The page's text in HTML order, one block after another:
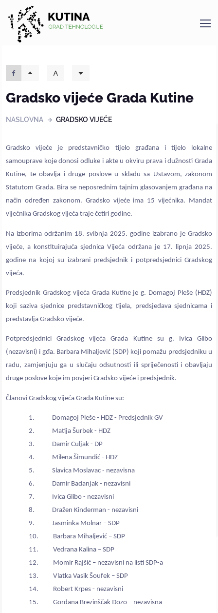
Kutina
Gradsko vijeće Grada Kutine
NASLOVNA GRADSKO VIJEĆE
Gradsko vijeće je predstavničko tijelo građana i tijelo lokalne
samouprave koje donosi odluke i akte u okviru prava i dužnosti Grada
Kutine, te obavlja i druge poslove u skladu sa Ustavom, zakonom
Statutom Grada. Bira se neposrednim tajnim glasovanjem građana na
način određen zakonom. Gradsko vijeće ima 15 vijećnika. Mandat
vijećnika Gradskog vijeća traje četiri godine.
Na izborima održanim 18. svibnja 2025. godine izabrano je Gradsko
vijeće, a konstituirajuća sjednica Vijeća održana je 17. lipnja 2025.
godine na kojoj su izabrani predsjednik i potpredsjednici Gradskog
vijeća.
Predsjednik Gradskog vijeća Grada Kutine je g. Domagoj Pleše (HDZ)
koji saziva sjednice predstavničkog tijela, predsjedava sjednicama i
predstavlja Gradsko vijeće.
Potpredsjednici Gradskog vijeća Grada Kutine su g. Ivica Glibo
(nezavisni) i gđa. Barbara Mihaljević (SDP) koji pomažu predsjedniku u
radu, zamjenjuju ga u slučaju odsutnosti ili spriječenosti i obavljaju
druge poslove koje im povjeri Gradsko vijeće i predsjednik.
Članovi Gradskog vijeća Grada Kutine su:
1. Domagoj Pleše - HDZ - Predsjednik GV
2. Matija Šurbek - HDZ
3. Damir Culjak - DP
4. Milena Šimundić - HDZ
5. Slavica Moslavac - nezavisna
6. Damir Badanjak - nezavisni
7. Ivica Glibo - nezavisni
8. Dražen Kinderman - nezavisni
9. Jasminka Molnar – SDP
10. Barbara Mihaljević – SDP
11. Vedrana Kalina – SDP
12. Momir Rajšić – nezavisni na listi SDP-a
13. Vlatka Vasik Šoufek – SDP
14. Robert Krpes - nezavisni
15. Gordana Brezinščak Đozo – nezavisna